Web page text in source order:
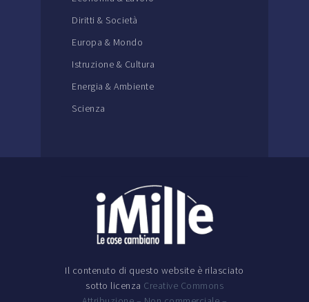
Diritti & Società
Europa & Mondo
Istruzione & Cultura
Energia & Ambiente
Scienza
Il contenuto di questo website è rilasciato
sotto licenza Creative Commons